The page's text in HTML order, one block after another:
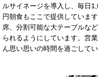
ルサイネージを導入し、毎日
円朝食もここで提供していま
席、分割可能な大テーブルな
られるようにしています。営
ん思い思いの時間を過ごしてい